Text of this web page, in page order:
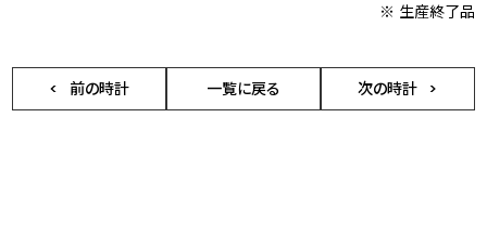
※ 生産終了品
前の時計 一覧に戻る 次の時計